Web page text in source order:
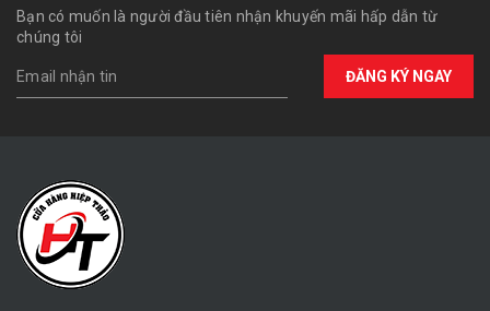
Bạn có muốn là người đầu tiên nhận khuyến mãi hấp dẫn từ
chúng tôi
ĐĂNG KÝ NGAY